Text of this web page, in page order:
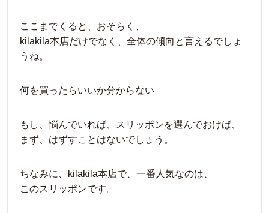
ここまでくると、おそらく、
kilakila本店だけでなく、全体の傾向と言えるでしょ
うね。
何を買ったらいいか分からない
もし、悩んでいれば、スリッポンを選んでおけば、
まず、はずすことはないでしょう。
ちなみに、kilakila本店で、一番人気なのは、
このスリッポンです。